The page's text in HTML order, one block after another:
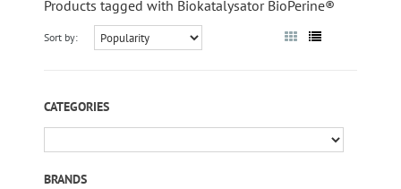
Products tagged with Biokatalysator BioPerine®
Sort by:
CATEGORIES
BRANDS